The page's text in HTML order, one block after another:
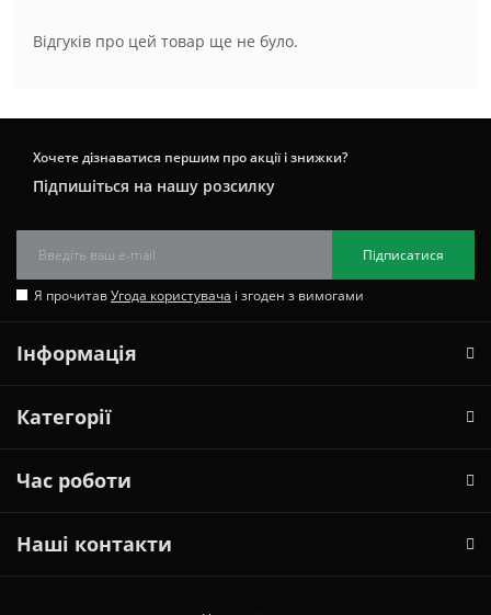
Відгуків про цей товар ще не було.
Хочете дізнаватися першим про акції і знижки?
Підпишіться на нашу розсилку
Підписатися
Я прочитавУгода користувача і згоден з вимогами
Інформація
Категорії
Час роботи
Наші контакти